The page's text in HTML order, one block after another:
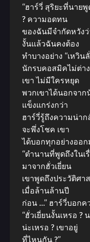
“ฮาร์วี่ สุริยะที่นาย
? ความอดทน
ของฉันมีจำกัดหวัง
งั้นแล้วฉันคงต้อง
ทำบางอย่าง “เหวิ
นักรบคอสมิคไม่ต่า
เขา ไม่มีใครหยุด
พวกเขาได้นอกจา
แข็งแกร่งกว่า
ฮาร์วี่รู้ถึงความน่า
จะพึ่งโชค เขา
ได้บอกทุกอย่างออก
“ตำนานที่พูดถึงในเ
มาจากฮั่วเยี่ยน
เขาพูดถึงประวัติศ
เมื่อล้านล้านปี
ก่อน …” ฮาร์วี่บอก
“ฮั่วเยี่ยนงั้นเหรอ ?
น่ะเหรอ ? เขาอยู่
ที่ไหนกัน ?”